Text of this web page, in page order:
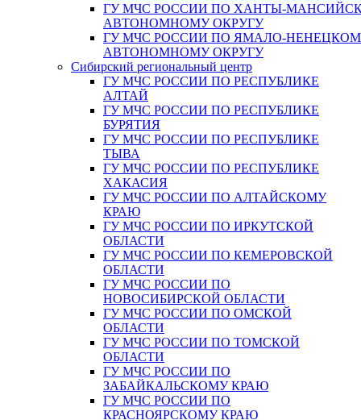
ГУ МЧС РОССИИ ПО ХАНТЫ-
АВТОНОМНОМУ ОКРУГУ
ГУ МЧС РОССИИ ПО ЯМАЛО-
АВТОНОМНОМУ ОКРУГУ
Сибирский региональный центр
ГУ МЧС РОССИИ ПО РЕСПУБЛИКЕ
АЛТАЙ
ГУ МЧС РОССИИ ПО РЕСПУБЛИКЕ
БУРЯТИЯ
ГУ МЧС РОССИИ ПО РЕСПУБЛИКЕ
ТЫВА
ГУ МЧС РОССИИ ПО РЕСПУБЛИКЕ
ХАКАСИЯ
ГУ МЧС РОССИИ ПО АЛТАЙСКОМУ
КРАЮ
ГУ МЧС РОССИИ ПО ИРКУТСКОЙ
ОБЛАСТИ
ГУ МЧС РОССИИ ПО КЕМЕРОВСКОЙ
ОБЛАСТИ
ГУ МЧС РОССИИ ПО
НОВОСИБИРСКОЙ ОБЛАСТИ
ГУ МЧС РОССИИ ПО ОМСКОЙ
ОБЛАСТИ
ГУ МЧС РОССИИ ПО ТОМСКОЙ
ОБЛАСТИ
ГУ МЧС РОССИИ ПО
ЗАБАЙКАЛЬСКОМУ КРАЮ
ГУ МЧС РОССИИ ПО
КРАСНОЯРСКОМУ КРАЮ